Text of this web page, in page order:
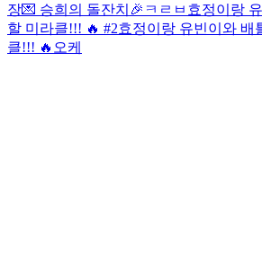
장💌 승희의 돌잔치🎉 ㅋㄹㅂ 효정이랑
할 미라클!!! 🔥 #2효정이랑 유빈이와 배
클!!! 🔥 오케